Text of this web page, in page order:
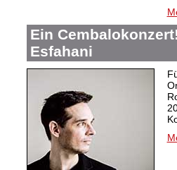
Ein
Esfahani